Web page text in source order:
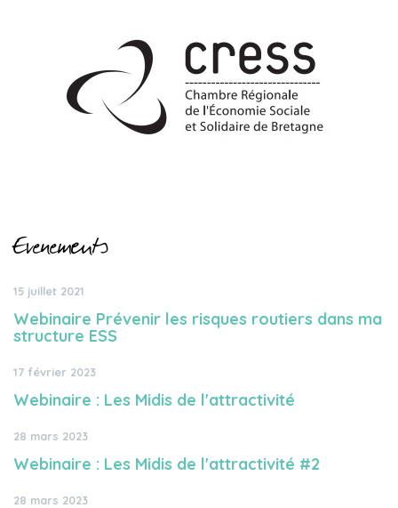
Evènements
15 juillet 2021
Webinaire Prévenir les risques routiers dans ma
structure ESS
17 février 2023
Webinaire : Les Midis de l'attractivité
28 mars 2023
Webinaire : Les Midis de l'attractivité #2
28 mars 2023